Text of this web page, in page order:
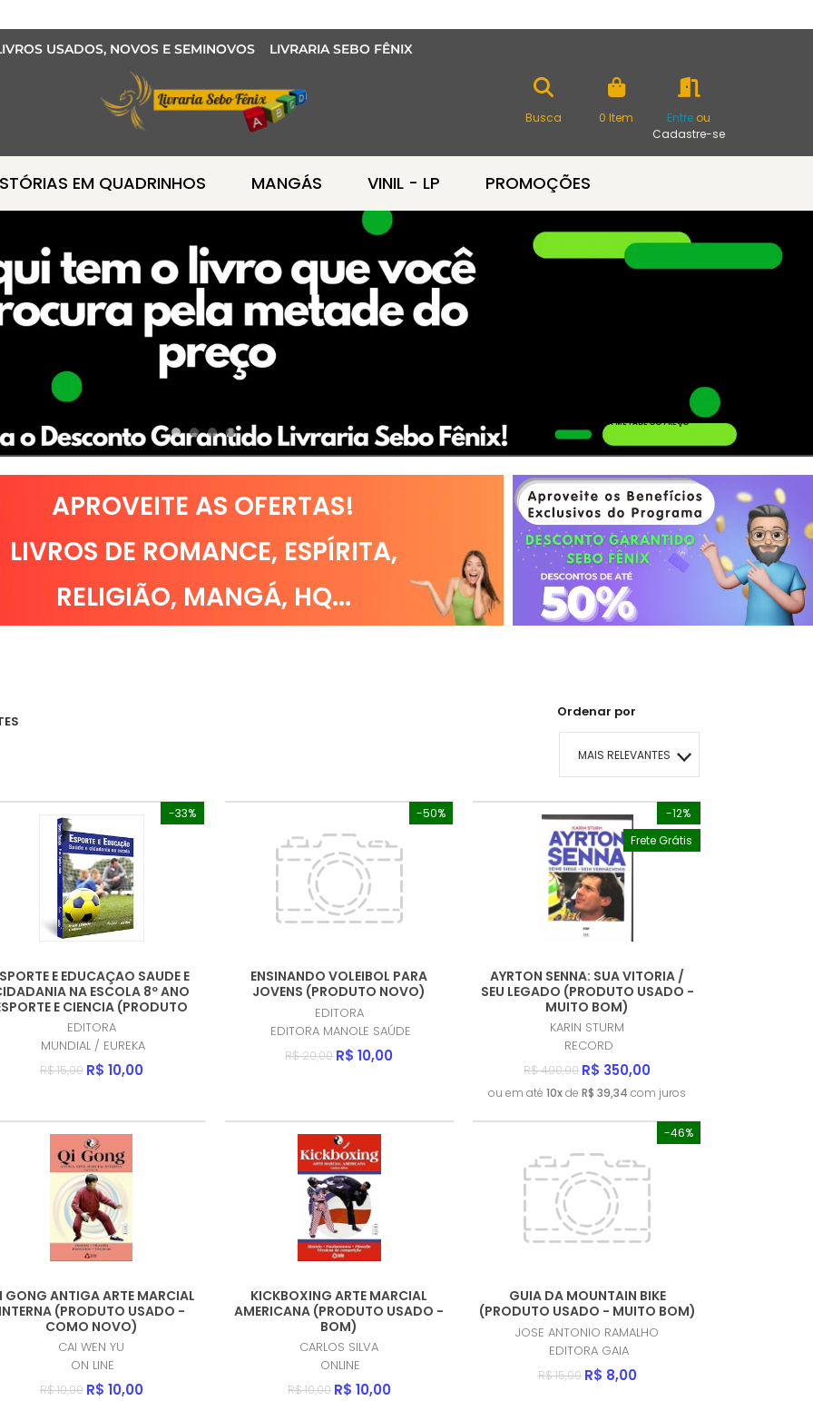
USADOS, NOVOS E SEMINOVOS LIVRARIA SEBO FÊNIX
Busca 0 Item Entre ou
Cadastre-se
EM QUADRINHOS MANGÁS VINIL - LP PROMOÇÕES
AQUI TEM O LIVRO QUE VOCÊ PROCURA PELA METADE DO PREÇO
Conheça o Desconto Garantido de livros Sebo Fênix!
OFERTA HISTORIAS EM QUADRINHOS
APROVEITE AS OFERTAS!
LIVROS DE ROMANCE, ESPÍRITA,
RELIGIÃO, MANGÁ, HQ...
Ordenar por
MAIS RELEVANTES
MAIS VENDIDOS
MENOR PREÇO
MAIOR PREÇO
A - Z
-33%
E EDUCAÇAO SAUDE E
NA ESCOLA 8º ANO
E CIENCIA (PRODUTO
NOVO)
EDITORA
MUNDIAL / EUREKA
R$ 15,00 R$ 10,00
-50%
ENSINANDO VOLEIBOL PARA
JOVENS (PRODUTO NOVO)
EDITORA
EDITORA MANOLE SAÚDE
R$ 20,00 R$ 10,00
-12%
Frete Grátis
AYRTON SENNA: SUA VITORIA /
SEU LEGADO (PRODUTO USADO -
MUITO BOM)
KARIN STURM
RECORD
R$ 400,00 R$ 350,00
ou em até10xdeR$ 39,34 com juros
GONG ANTIGA ARTE MARCIAL
INTERNA (PRODUTO USADO -
COMO NOVO)
CAI WEN YU
ON LINE
R$ 10,00 R$ 10,00
KICKBOXING ARTE MARCIAL
AMERICANA (PRODUTO USADO -
BOM)
CARLOS SILVA
ONLINE
R$ 10,00 R$ 10,00
-46%
GUIA DA MOUNTAIN BIKE
(PRODUTO USADO - MUITO BOM)
JOSE ANTONIO RAMALHO
EDITORA GAIA
R$ 15,00 R$ 8,00